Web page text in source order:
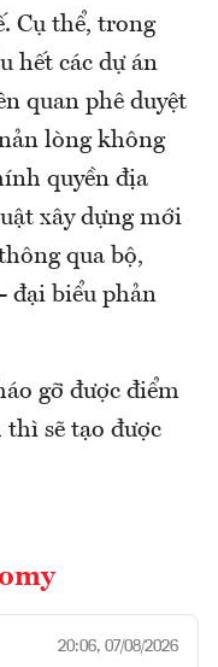
Cụ thể, trong
hết các dự án
quan phê duyệt
lòng không
quyền địa
xây dựng mới
qua bộ,
đại biểu phản
gỡ được điểm
sẽ tạo được
20:06, 07/08/2026